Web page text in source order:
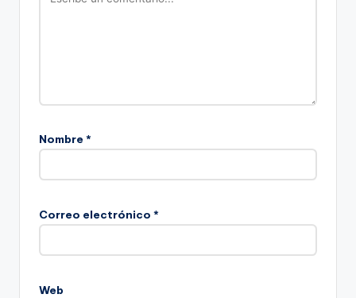
Nombre *
Correo electrónico *
Web